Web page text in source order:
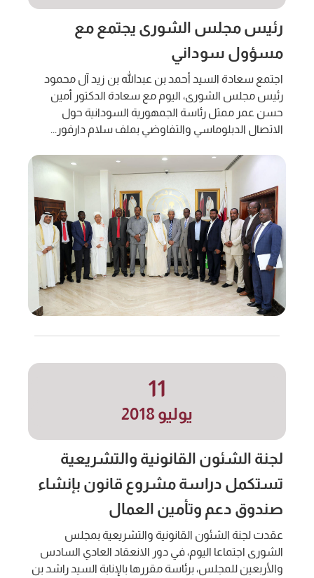
رئيس مجلس الشورى يجتمع مع
مسؤول سوداني
اجتمع سعادة السيد أحمد بن عبدالله بن زيد آل محمود
رئيس مجلس الشورى، اليوم مع سعادة الدكتور أمين
حسن عمر ممثل رئاسة الجمهورية السودانية حول
الاتصال الدبلوماسي والتفاوضي بملف سلام دارفور...
11
يوليو 2018
لجنة الشئون القانونية والتشريعية
تستكمل دراسة مشروع قانون بإنشاء
صندوق دعم وتأمين العمال
عقدت لجنة الشئون القانونية والتشريعية بمجلس
الشورى اجتماعا اليوم، في دور الانعقاد العادي السادس
والأربعين للمجلس، برئاسة مقررها بالإنابة السيد راشد بن